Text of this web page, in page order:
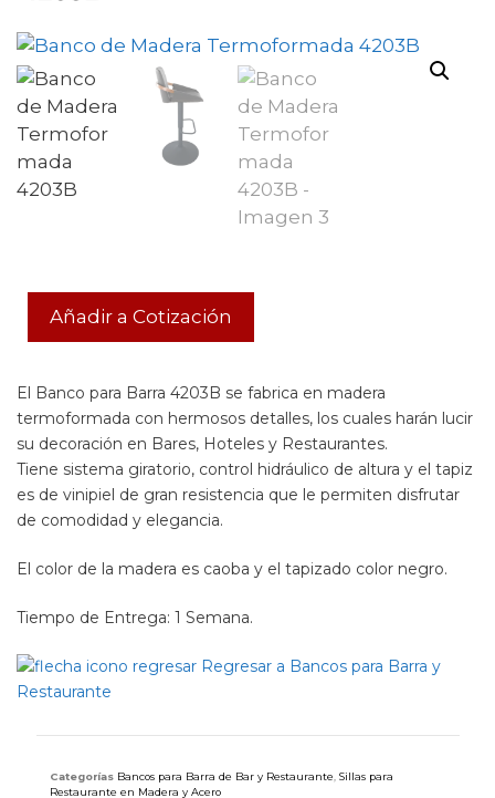
Añadir a Cotización
El Banco para Barra 4203B se fabrica en madera
termoformada con hermosos detalles, los cuales harán lucir
su decoración en Bares, Hoteles y Restaurantes.
Tiene sistema giratorio, control hidráulico de altura y el tapiz
es de vinipiel de gran resistencia que le permiten disfrutar
de comodidad y elegancia.
El color de la madera es caoba y el tapizado color negro.
Tiempo de Entrega: 1 Semana.
Regresar a Bancos para Barra y
Restaurante
Categorías Bancos para Barra de Bar y Restaurante Sillas para
Restaurante en Madera y Acero